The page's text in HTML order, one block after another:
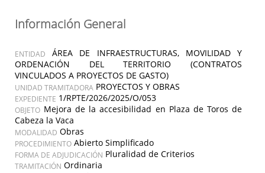
Información General
ENTIDAD
ÁREA DE INFRAESTRUCTURAS, MOVILIDAD Y
ORDENACIÓN DEL TERRITORIO (CONTRATOS
VINCULADOS A PROYECTOS DE GASTO)
UNIDAD TRAMITADORA PROYECTOS Y OBRAS
EXPEDIENTE 1/RPTE/2026/2025/O/053
OBJETO Mejora de la accesibilidad en Plaza de Toros de
Cabeza la Vaca
MODALIDAD Obras
PROCEDIMIENTO Abierto Simplificado
FORMA DE ADJUDICACIÓN Pluralidad de Criterios
TRAMITACIÓN Ordinaria